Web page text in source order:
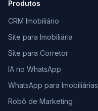
Produtos
CRM Imobiliário
Site para Imobiliária
Site para Corretor
IA no WhatsApp
WhatsApp para Imobiliárias
Robô de Marketing